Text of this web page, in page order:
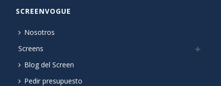
SCREENVOGUE
Nosotros
Screens
Blog del Screen
Pedir presupuesto